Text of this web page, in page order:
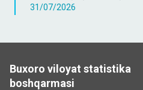
31/07/2026
Buxoro viloyat statistika
boshqarmasi